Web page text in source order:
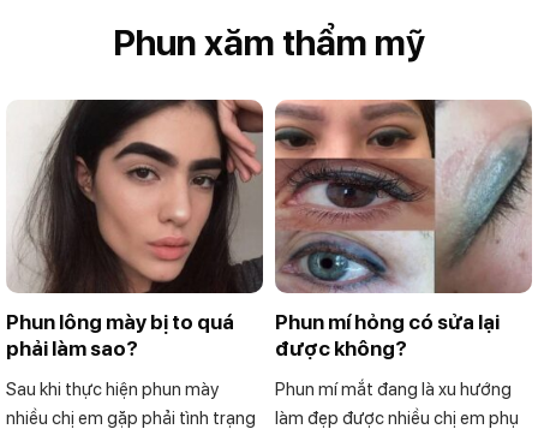
Phun xăm thẩm mỹ
Phun lông mày bị to quá
phải làm sao?
Sau khi thực hiện phun mày
nhiều chị em gặp phải tình trạng
Phun mí hỏng có sửa lại
được không?
Phun mí mắt đang là xu hướng
làm đẹp được nhiều chị em phụ